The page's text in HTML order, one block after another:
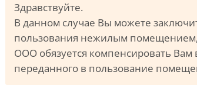
Здравствуйте.
В данном случае Вы можете
пользования нежилым помещением,
ООО обязуется компенсировать
переданного в пользование